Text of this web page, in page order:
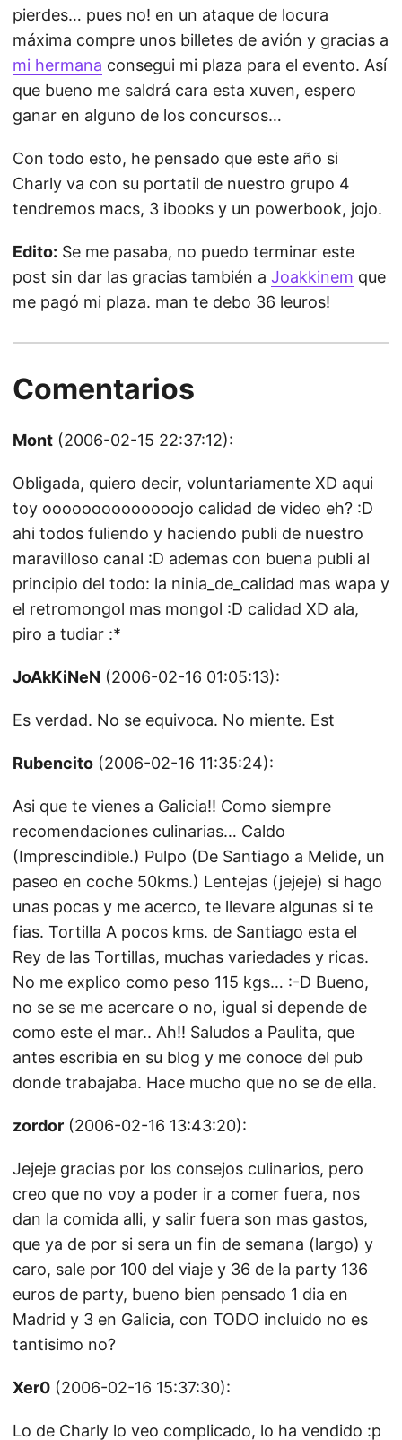
pierdes… pues no! en un ataque de locura
máxima compre unos billetes de avión y gracias a
mi hermana consegui mi plaza para el evento. Así
que bueno me saldrá cara esta xuven, espero
ganar en alguno de los concursos…
Con todo esto, he pensado que este año si
Charly va con su portatil de nuestro grupo 4
tendremos macs, 3 ibooks y un powerbook, jojo.
Edito: Se me pasaba, no puedo terminar este
post sin dar las gracias también a Joakkinem que
me pagó mi plaza. man te debo 36 leuros!
Comentarios
Mont (2006-02-15 22:37:12):
Obligada, quiero decir, voluntariamente XD aqui
toy oooooooooooooojo calidad de video eh? :D
ahi todos fuliendo y haciendo publi de nuestro
maravilloso canal :D ademas con buena publi al
principio del todo: la ninia_de_calidad mas wapa y
el retromongol mas mongol :D calidad XD ala,
piro a tudiar :*
JoAkKiNeN (2006-02-16 01:05:13):
Es verdad. No se equivoca. No miente. Est
Rubencito (2006-02-16 11:35:24):
Asi que te vienes a Galicia!! Como siempre
recomendaciones culinarias… Caldo
(Imprescindible.) Pulpo (De Santiago a Melide, un
paseo en coche 50kms.) Lentejas (jejeje) si hago
unas pocas y me acerco, te llevare algunas si te
fias. Tortilla A pocos kms. de Santiago esta el
Rey de las Tortillas, muchas variedades y ricas.
No me explico como peso 115 kgs… :-D Bueno,
no se se me acercare o no, igual si depende de
como este el mar.. Ah!! Saludos a Paulita, que
antes escribia en su blog y me conoce del pub
donde trabajaba. Hace mucho que no se de ella.
zordor (2006-02-16 13:43:20):
Jejeje gracias por los consejos culinarios, pero
creo que no voy a poder ir a comer fuera, nos
dan la comida alli, y salir fuera son mas gastos,
que ya de por si sera un fin de semana (largo) y
caro, sale por 100 del viaje y 36 de la party 136
euros de party, bueno bien pensado 1 dia en
Madrid y 3 en Galicia, con TODO incluido no es
tantisimo no?
Xer0 (2006-02-16 15:37:30):
Lo de Charly lo veo complicado, lo ha vendido :p